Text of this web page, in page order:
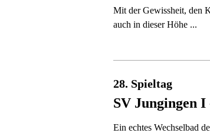
Mit der Gewissheit, den
auch in dieser Höhe ...
28. Spieltag
SV Jungingen
Ein echtes Wechselbad